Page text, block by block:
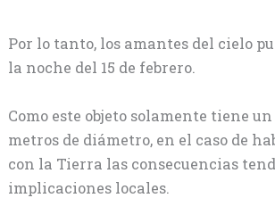
Por lo tanto, los amantes del cielo
la noche del 15 de febrero.
Como este objeto solamente tiene
metros de diámetro, en el caso de
con la Tierra las consecuencias
implicaciones locales.